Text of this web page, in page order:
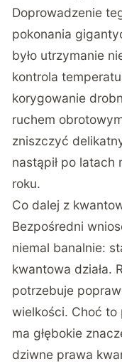
Doprowadzenie
pokonania
było utrzymanie
kontrola
korygowanie
ruchem
zniszczyć
nastąpił po latach
roku.
Co dalej z
Bezpośredni
niemal banalnie:
kwantowa działa.
potrzebuje
wielkości. Choć to
ma głębokie
dziwne prawa